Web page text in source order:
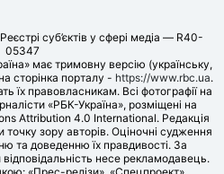
суб’єктів у сфері медіа — R40-
05347
має тримовну версію (українську,
сторінка порталу - https://www.rbc.ua.
їх правовласникам. Всі фотографії на
«РБК-Україна», розміщені на
Attribution 4.0 International. Редакція
зору авторів. Оціночні судження
та доведенню їх правдивості. За
відповідальність несе рекламодавець.